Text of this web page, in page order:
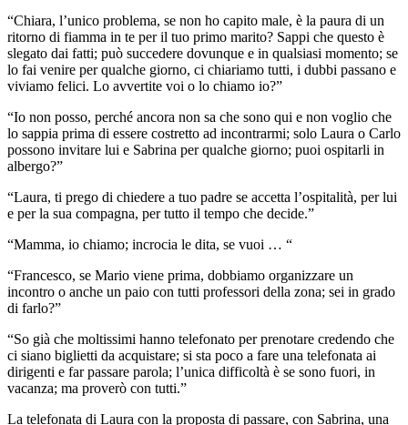
“Chiara, l’unico problema, se non ho capito male, è la paura di un
ritorno di fiamma in te per il tuo primo marito? Sappi che questo è
slegato dai fatti; può succedere dovunque e in qualsiasi momento; se
lo fai venire per qualche giorno, ci chiariamo tutti, i dubbi passano e
viviamo felici. Lo avvertite voi o lo chiamo io?”
“Io non posso, perché ancora non sa che sono qui e non voglio che
lo sappia prima di essere costretto ad incontrarmi; solo Laura o Carlo
possono invitare lui e Sabrina per qualche giorno; puoi ospitarli in
albergo?”
“Laura, ti prego di chiedere a tuo padre se accetta l’ospitalità, per lui
e per la sua compagna, per tutto il tempo che decide.”
“Mamma, io chiamo; incrocia le dita, se vuoi … “
“Francesco, se Mario viene prima, dobbiamo organizzare un
incontro o anche un paio con tutti professori della zona; sei in grado
di farlo?”
“So già che moltissimi hanno telefonato per prenotare credendo che
ci siano biglietti da acquistare; si sta poco a fare una telefonata ai
dirigenti e far passare parola; l’unica difficoltà è se sono fuori, in
vacanza; ma proverò con tutti.”
La telefonata di Laura con la proposta di passare, con Sabrina, una